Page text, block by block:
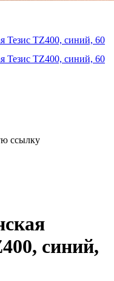
ссылку
синий,